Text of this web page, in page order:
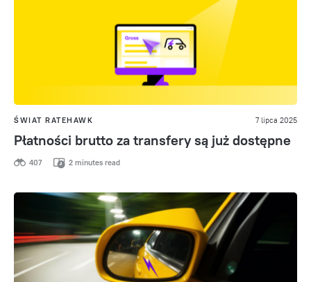
ŚWIAT RATEHAWK 7 lipca 2025
Płatności brutto za transfery są już dostępne
407 2 minutes read